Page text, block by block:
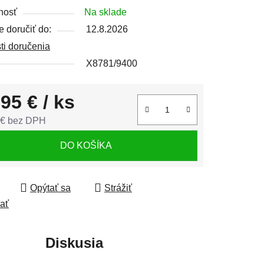
Na sklade
doručiť do:
12.8.2026
doručenia
X8781/9400
€ / ks
bez DPH
DO KOŠÍKA
Opýtať sa
Strážiť
Diskusia